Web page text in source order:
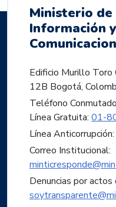
pública de Azure.
Para la postulación
diligenciar la
evaluador de la
sección del
referencia.Plantilla
piloto:
https://
Fechas importantes:
Fecha de
Martes 23 de
Ministerio de
Información
Edificio Murillo
12B Bogotá,
Teléfono
Línea Gratuita: 01-
Línea Anticorrupción:
Correo Institucional:
Denuncias por actos